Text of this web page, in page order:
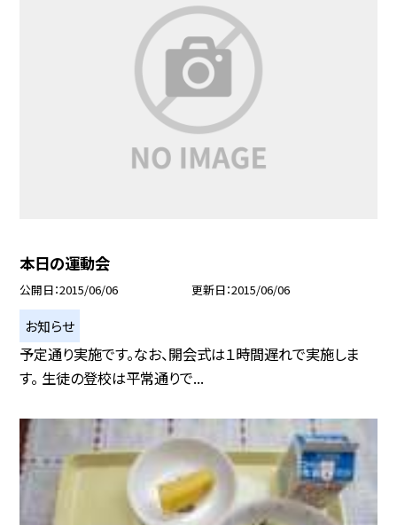
本日の運動会
公開日 2015/06/06 更新日 2015/06/06
お知らせ
予定通り実施です。なお、開会式は１時間遅れで実施しま
す。 生徒の登校は平常通りで...